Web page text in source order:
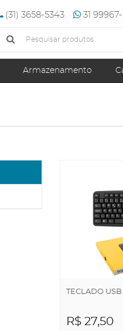
(31) 3658-5343 31
Armazenamento
TECLADO
R$ 27,50